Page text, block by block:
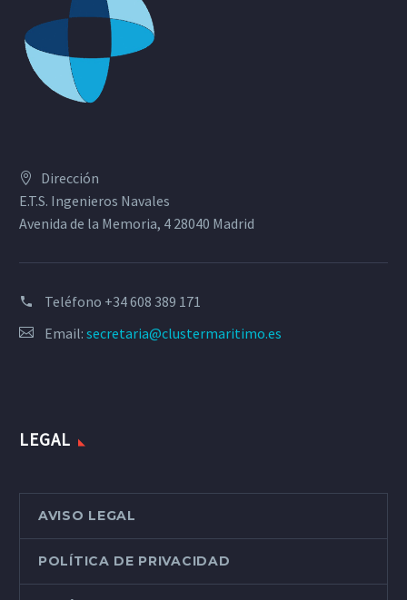
Dirección
E.T.S. Ingenieros Navales
Avenida de la Memoria, 4 28040 Madrid
Teléfono +34 608 389 171
Email: secretaria@clustermaritimo.es
LEGAL
AVISO LEGAL
POLÍTICA DE PRIVACIDAD